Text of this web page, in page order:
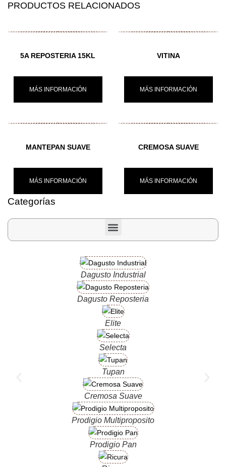
PRODUCTOS RELACIONADOS
5A REPOSTERIA 15KL
MÁS INFORMACIÓN
VITINA
MÁS INFORMACIÓN
MANTEPAN SUAVE
MÁS INFORMACIÓN
CREMOSA SUAVE
MÁS INFORMACIÓN
Categorías
Dagusto Industrial
Dagusto Reposteria
Elite
Selecta
Tupan
Cremosa Suave
Prodigio Multiproposito
Prodigio Pan